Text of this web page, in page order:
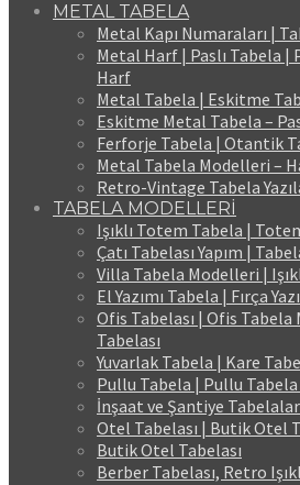
METAL TABELA
Metal Kapı Numaraları |
Metal Harf | Paslı Tabela |
Harf
Metal Tabela | Eskitme
Eskitme Metal Tabela –
Ferforje Tabela | Otantik
Metal Tabela Modelleri –
Retro-Vintage Tabela
TABELA MODELLERİ
Işıklı Totem Tabela |
Çatı Tabelası Yapım |
Villa Tabela Modelleri |
El Yazımı Tabela | Fırça
Ofis Tabelası | Ofis
Tabelası
Yuvarlak Tabela | Kare
Pullu Tabela | Pullu
İnşaat ve Şantiye
Otel Tabelası | Butik Otel
Butik Otel Tabelası
Berber Tabelası, Retro